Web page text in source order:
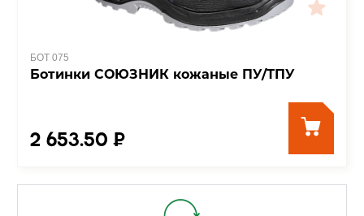
БОТ 075
Ботинки СОЮЗНИК кожаные ПУ/ТПУ
2 653.50 ₽